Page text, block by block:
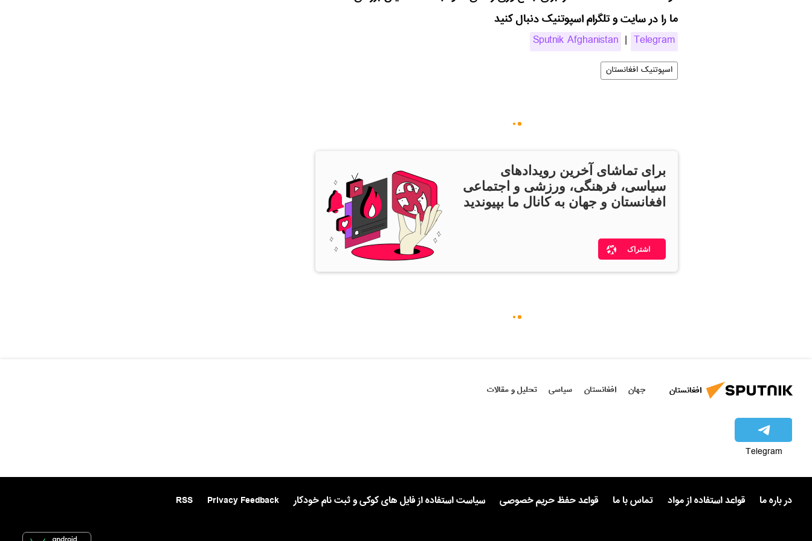
ما را در سایت و تلگرام اسپوتنیک دنبال کنید
Sputnik Afghanistan | Telegram
اسپوتنیک افغانستان
برای تماشای آخرین رویدادهای
سیاسی، فرهنگی، ورزشی و اجتماعی
افغانستان و جهان به کانال ما بپیوندید
اشتراک
افغانستان جهان افغانستان سیاسی تحلیل و مقالات
Telegram
در باره ما قواعد استفاده از مواد تماس با ما قواعد حفظ حریم خصوصی سیاست استفاده از فایل های کوکی و ثبت نام خودکار Privacy Feedback
RSS